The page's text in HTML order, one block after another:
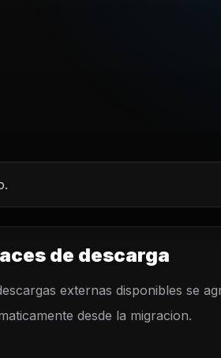
de descarga
externas disponibles se
desde la migracion.